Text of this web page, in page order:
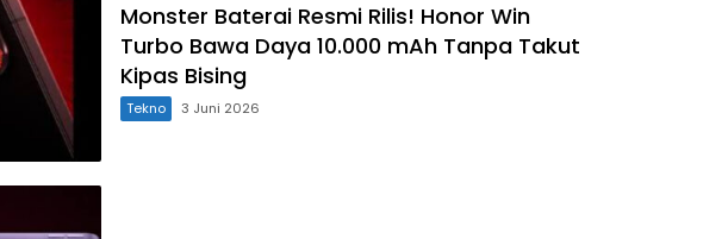
Monster Baterai Resmi Rilis! Honor Win
Turbo Bawa Daya 10.000 mAh Tanpa Takut
Kipas Bising
Tekno 3 Juni 2026